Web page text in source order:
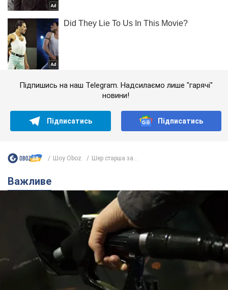
Підпишись на наш Telegram. Надсилаємо лише "гарячі"
новини!
Підписатись Підписатись
Шоу Oboz Шер старша за...
Важливе